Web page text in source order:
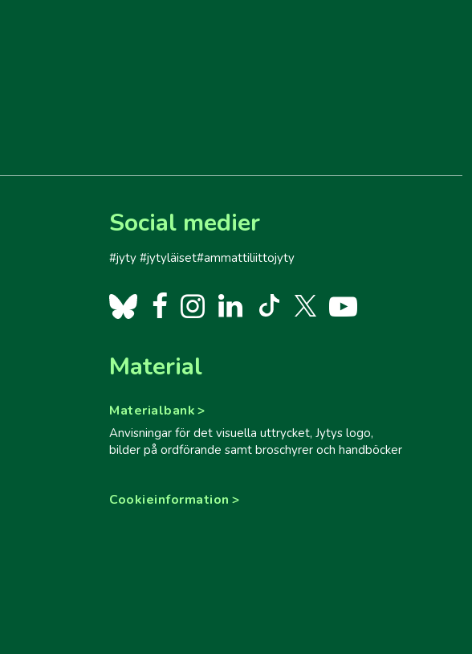
Material
Materialbank
Anvisningar för det visuella uttrycket, Jytys logo,
bilder på ordförande samt broschyrer och handböcker
Cookieinformation
Social medier
#jyty #jytyläiset#ammattiliittojyty